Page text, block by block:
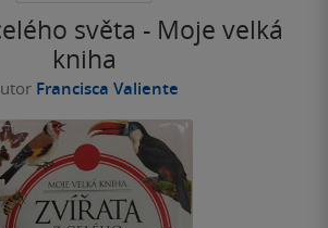
světa - Moje velká
kniha
Francisca Valiente